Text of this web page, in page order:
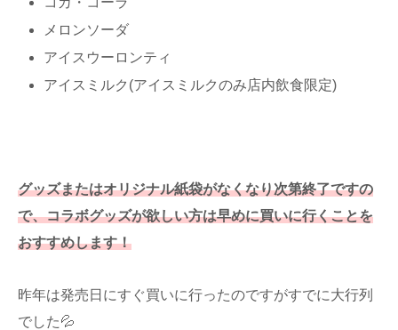
メロンソーダ
アイスウーロンティ
アイスミルク(アイスミルクのみ店内飲食限定)
グッズまたはオリジナル紙袋がなくなり次第終了ですの
で、コラボグッズが欲しい方は早めに買いに行くことを
おすすめします！
昨年は発売日にすぐ買いに行ったのですがすでに大行列
でした💦